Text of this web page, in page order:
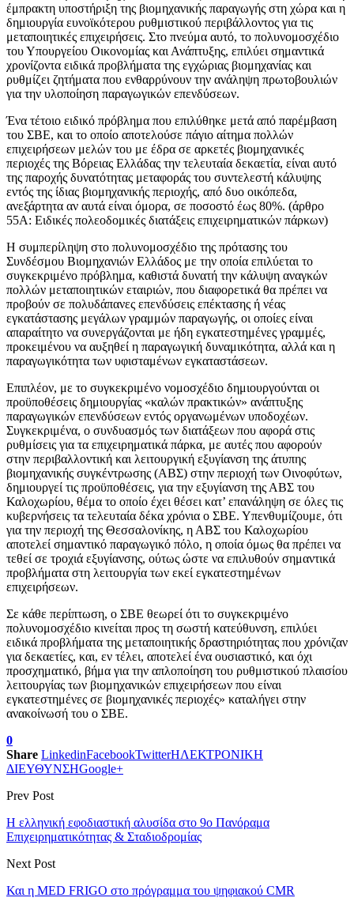
έμπρακτη υποστήριξη της βιομηχανικής παραγωγής στη χώρα και η
δημιουργία ευνοϊκότερου ρυθμιστικού περιβάλλοντος για τις
μεταποιητικές επιχειρήσεις. Στο πνεύμα αυτό, το πολυνομοσχέδιο
του Υπουργείου Οικονομίας και Ανάπτυξης, επιλύει σημαντικά
χρονίζοντα ειδικά προβλήματα της εγχώριας βιομηχανίας και
ρυθμίζει ζητήματα που ενθαρρύνουν την ανάληψη πρωτοβουλιών
για την υλοποίηση παραγωγικών επενδύσεων.
Ένα τέτοιο ειδικό πρόβλημα που επιλύθηκε μετά από παρέμβαση
του ΣΒΕ, και το οποίο αποτελούσε πάγιο αίτημα πολλών
επιχειρήσεων μελών του με έδρα σε αρκετές βιομηχανικές
περιοχές της Βόρειας Ελλάδας την τελευταία δεκαετία, είναι αυτό
της παροχής δυνατότητας μεταφοράς του συντελεστή κάλυψης
εντός της ίδιας βιομηχανικής περιοχής, από δυο οικόπεδα,
ανεξάρτητα αν αυτά είναι όμορα, σε ποσοστό έως 80%. (άρθρο
55Α: Ειδικές πολεοδομικές διατάξεις επιχειρηματικών πάρκων)
Η συμπερίληψη στο πολυνομοσχέδιο της πρότασης του
Συνδέσμου Βιομηχανιών Ελλάδος με την οποία επιλύεται το
συγκεκριμένο πρόβλημα, καθιστά δυνατή την κάλυψη αναγκών
πολλών μεταποιητικών εταιριών, που διαφορετικά θα πρέπει να
προβούν σε πολυδάπανες επενδύσεις επέκτασης ή νέας
εγκατάστασης μεγάλων γραμμών παραγωγής, οι οποίες είναι
απαραίτητο να συνεργάζονται με ήδη εγκατεστημένες γραμμές,
προκειμένου να αυξηθεί η παραγωγική δυναμικότητα, αλλά και η
παραγωγικότητα των υφισταμένων εγκαταστάσεων.
Επιπλέον, με το συγκεκριμένο νομοσχέδιο δημιουργούνται οι
προϋποθέσεις δημιουργίας «καλών πρακτικών» ανάπτυξης
παραγωγικών επενδύσεων εντός οργανωμένων υποδοχέων.
Συγκεκριμένα, ο συνδυασμός των διατάξεων που αφορά στις
ρυθμίσεις για τα επιχειρηματικά πάρκα, με αυτές που αφορούν
στην περιβαλλοντική και λειτουργική εξυγίανση της άτυπης
βιομηχανικής συγκέντρωσης (ΑΒΣ) στην περιοχή των Οινοφύτων,
δημιουργεί τις προϋποθέσεις, για την εξυγίανση της ΑΒΣ του
Καλοχωρίου, θέμα το οποίο έχει θέσει κατ’ επανάληψη σε όλες τις
κυβερνήσεις τα τελευταία δέκα χρόνια ο ΣΒΕ. Υπενθυμίζουμε, ότι
για την περιοχή της Θεσσαλονίκης, η ΑΒΣ του Καλοχωρίου
αποτελεί σημαντικό παραγωγικό πόλο, η οποία όμως θα πρέπει να
τεθεί σε τροχιά εξυγίανσης, ούτως ώστε να επιλυθούν σημαντικά
προβλήματα στη λειτουργία των εκεί εγκατεστημένων
επιχειρήσεων.
Σε κάθε περίπτωση, ο ΣΒΕ θεωρεί ότι το συγκεκριμένο
πολυνομοσχέδιο κινείται προς τη σωστή κατεύθυνση, επιλύει
ειδικά προβλήματα της μεταποιητικής δραστηριότητας που χρόνιζαν
για δεκαετίες, και, εν τέλει, αποτελεί ένα ουσιαστικό, και όχι
προσχηματικό, βήμα για την απλοποίηση του ρυθμιστικού πλαισίου
λειτουργίας των βιομηχανικών επιχειρήσεων που είναι
εγκατεστημένες σε βιομηχανικές περιοχές» καταλήγει στην
ανακοίνωσή του ο ΣΒΕ.
0
Share LinkedinFacebookTwitterΗΛΕΚΤΡΟΝΙΚΗ
ΔΙΕΥΘΥΝΣΗGoogle+
Prev Post
Η ελληνική εφοδιαστική αλυσίδα στο 9ο Πανόραμα
Επιχειρηματικότητας & Σταδιοδρομίας
Next Post
Και η MED FRIGO στο πρόγραμμα του ψηφιακού CMR